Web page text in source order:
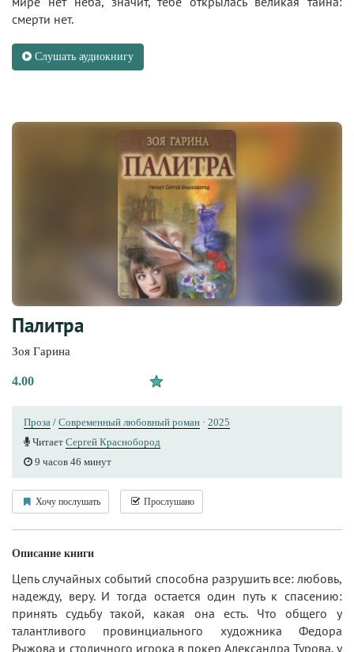
смерти нет.
Слушать аудиокнигу
Палитра
Зоя Гарина
4.00
Проза / Современный любовный роман · 2025
Читает Сергей Краснобород
9 часов 46 минут
Хочу послушать Прослушано
Описание книги
Цепь случайных событий способна разрушить все: любовь,
надежду, веру. И тогда остается один путь к спасению:
принять судьбу такой, какая она есть. Что общего у
талантливого провинциального художника Федора
Рыжова и столичного игрока в покер Александра Турова, у